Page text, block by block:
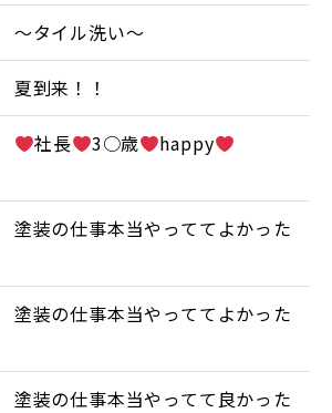
～タイル洗い～
夏到来！！
社長 3○歳
happy
塗装の仕事本当やっててよかった
塗装の仕事本当やっててよかった
塗装の仕事本当やってて良かった